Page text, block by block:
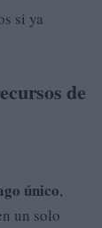
si ya
de
único,
un solo